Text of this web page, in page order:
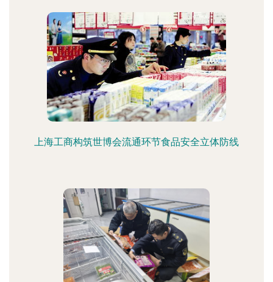
上海工商构筑世博会流通环节食品安全立体防线